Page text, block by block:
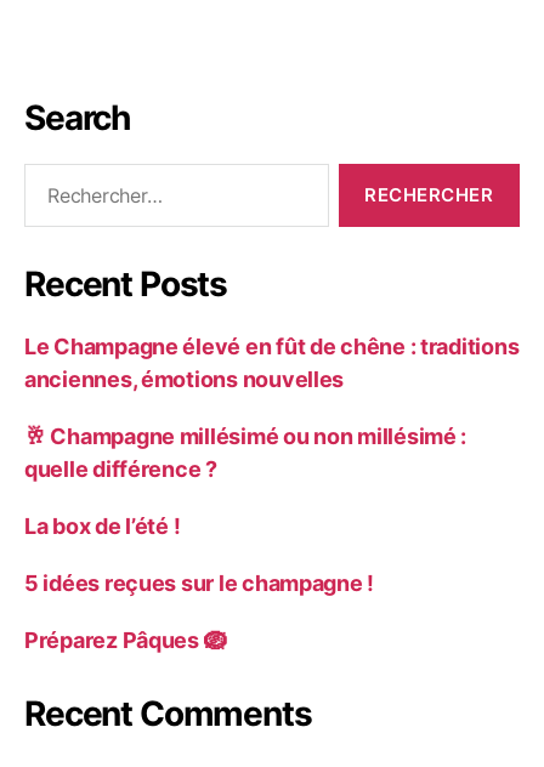
Search
Recent Posts
Le Champagne élevé en fût de chêne : traditions
anciennes, émotions nouvelles
🥂 Champagne millésimé ou non millésimé :
quelle différence ?
La box de l’été !
5 idées reçues sur le champagne !
Préparez Pâques 🪺
Recent Comments